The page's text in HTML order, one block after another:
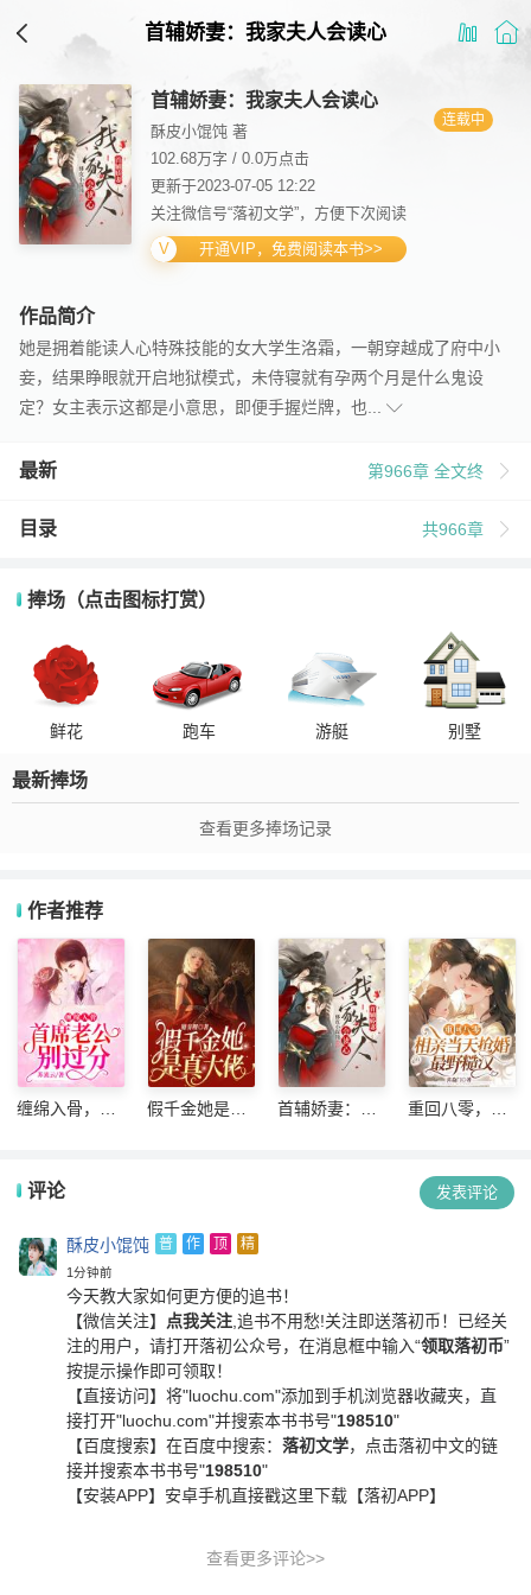
首辅娇妻：我家夫人会读心
首辅娇妻：我家夫人会读心
酥皮小馄饨 著
连载中
102.68万字 / 0.0万点击
更新于2023-07-05 12:22
关注微信号“落初文学”，方便下次阅读
开通VIP，免费阅读本书>>
作品简介
她是拥着能读人心特殊技能的女大学生洛霜，一朝穿越成了府中小
妾，结果睁眼就开启地狱模式，未侍寝就有孕两个月是什么鬼设
定？女主表示这都是小意思，即便手握烂牌，也...
最新 第966章 全文终
目录 共966章
捧场（点击图标打赏）
鲜花 跑车 游艇 别墅
最新捧场
查看更多捧场记录
作者推荐
缠绵入骨，首
假千金她是真
首辅娇妻：我
重回八零，相
评论 发表评论
酥皮小馄饨 普 作 顶 精
1分钟前
今天教大家如何更方便的追书！
【微信关注】 点我关注,追书不用愁!关注即送落初币！ 已经关
注的用户，请打开落初公众号，在消息框中输入“领取落初币”
按提示操作即可领取！
【直接访问】 将"luochu.com"添加到手机浏览器收藏夹，直
接打开"luochu.com"并搜索本书书号"198510"
【百度搜索】 在百度中搜索： 落初文学，点击落初中文的链
接并搜索本书书号"198510"
【安装APP】 安卓手机直接戳这里下载【落初APP】
查看更多评论>>